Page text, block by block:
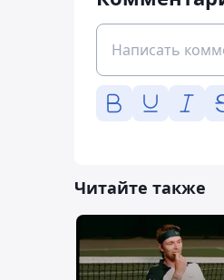
Читайте также